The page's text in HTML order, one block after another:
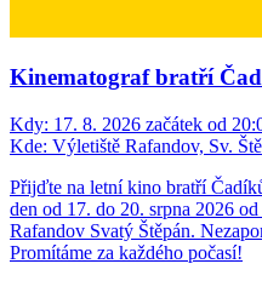
Kinematograf bratří
Kdy: 17. 8. 2026 začátek od
Kde: Výletiště Rafandov, Sv.
Přijďte na letní kino bratří
den od 17. do 20. srpna 2026
Rafandov Svatý Štěpán.
Promítáme za každého počasí!